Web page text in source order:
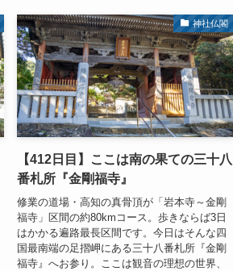
神社仏閣
【412日目】ここは南の果ての三十八
番札所『金剛福寺』
修業の道場・高知の真骨頂が「岩本寺～金剛
福寺」区間の約80kmコース。歩きならば3日
はかかる遍路最長区間です。今日はそんな四
国最南端の足摺岬にある三十八番札所『金剛
福寺』へお参り。ここは観音の理想の世界、